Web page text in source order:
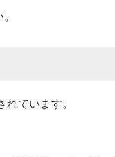
ています。